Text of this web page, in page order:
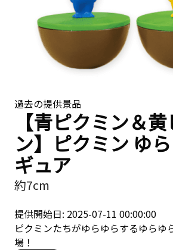
過去の提供景品
【青ピクミン＆
ン】ピクミン ゆ
ギュア
約7cm
提供開始日: 2025-07-11 00:00:00
ピクミンたちがゆらゆらするゆらゆ
場！